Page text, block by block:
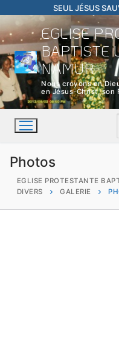
au
contenu
SEUL JÉSUS
EGLISE
BAPTISTE
NAMUR
Nous croyons en
en Jésus-Christ, son
Photos
EGLISE PROTESTANTE
DIVERS
GALERIE